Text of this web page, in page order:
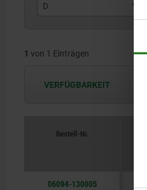
D
1 von 1 Einträgen
VERFÜGBARKEIT
Bestell-Nr.
06094-130005